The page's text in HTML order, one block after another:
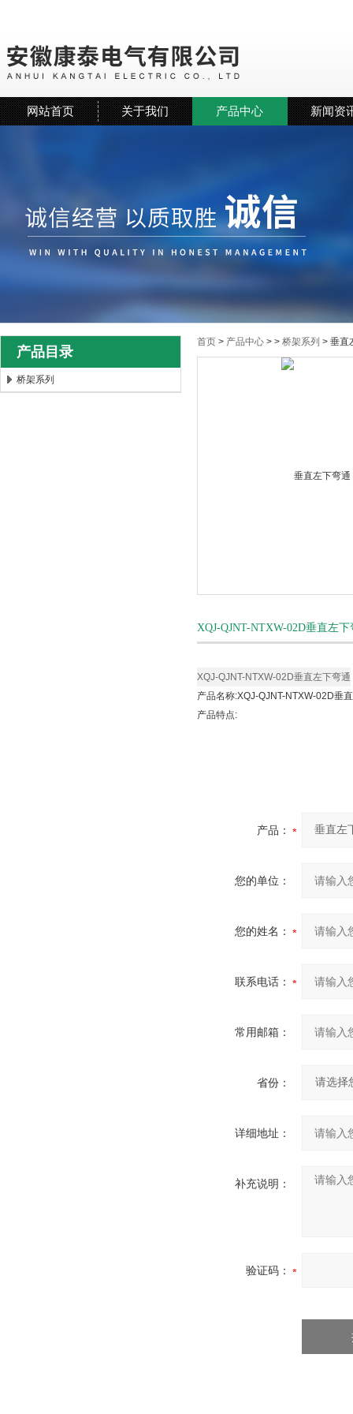
网站首页 关于我们 产品中心 新闻资
产品目录
桥架系列
首页 > 产品中心 > > 桥架系列 > 垂直
XQJ-QJNT-NTXW-02D垂直左
XQJ-QJNT-NTXW-02D垂直左下弯通
产品名称:XQJ-QJNT-NTXW-02D垂
产品特点:
产品：
您的单位：
您的姓名：
联系电话：
常用邮箱：
省份：
详细地址：
补充说明：
验证码：